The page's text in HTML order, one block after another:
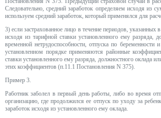
Следовательно, средний заработок определяем исходя из
используем средний заработок, который применялся для
3) если застрахованное лицо в течение периодов,
исходя из тарифной ставки установленного ему разряда,
временной нетрудоспособности, отпуска по
установленном порядке применяются районные
ставки установленного ему разряда, должностного оклада
этих коэффициентов (п.11.1 Постановления N 375).
Пример 3.
Работник заболел в первый день работы, либо во время
организацию, где продолжился ее отпуск по уходу за
заработок исходя из установленного ему оклада.